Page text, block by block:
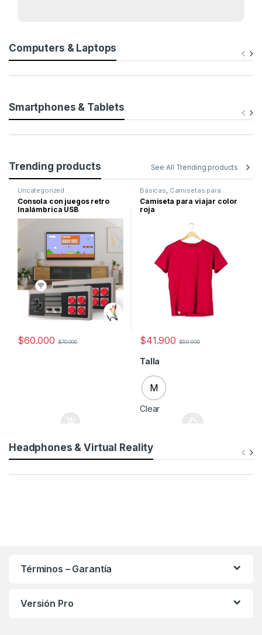
Computers & Laptops
Smartphones & Tablets
Trending products See All Trending products
Uncategorized
Consola con juegos retro
Inalámbrica USB
$60.000 $70.000
Básicas Camisetas para
hombre y mujer casual y
deportivas ,Sale
Camiseta para viajar color
roja
$41.900 $59.900
Talla
M
Clear
Headphones & Virtual Reality
Términos – Garantía
Versión Pro